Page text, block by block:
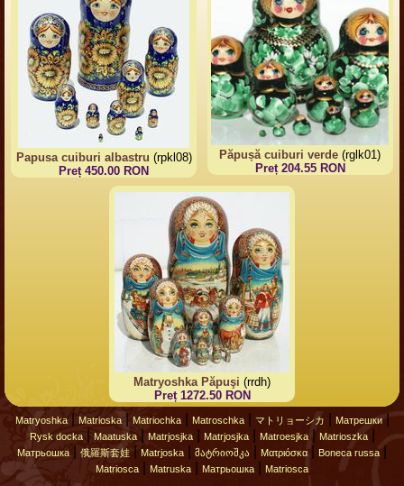
Papusa cuiburi albastru (rpkl08)
Preț 450.00 RON
Păpușă cuiburi verde (rglk01)
Preț 204.55 RON
Matryoshka Păpuşi (rrdh)
Preț 1272.50 RON
Matryoshka| Matrioska| Matriochka| Matroschka| マトリョーシカ Матрешки|
Rysk docka| Maatuska| Matrjosjka| Matrjosjka| Matroesjka| Matrioszka|
Матрьошка 俄羅斯套娃 Matrjoska მატრიოშკა Ματριόσκα| Boneca russa
Matriosca Matruska Матрьошка Matriosca